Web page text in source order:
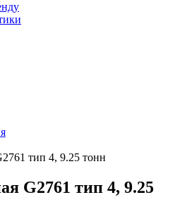
тип 4, 9.25 тонн
G2761 тип 4, 9.25